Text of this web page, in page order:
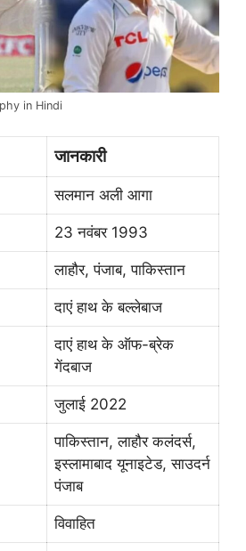
in Hindi
जानकारी
सलमान अली आगा
23 नवंबर 1993
लाहौर, पंजाब, पाकिस्तान
दाएं हाथ के बल्लेबाज
दाएं हाथ के ऑफ-ब्रेक
गेंदबाज
जुलाई 2022
पाकिस्तान, लाहौर कलंदर्स,
इस्लामाबाद यूनाइटेड, साउदर्न
पंजाब
विवाहित